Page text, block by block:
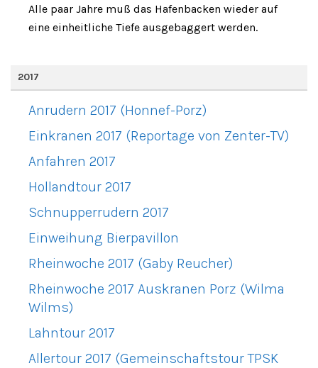
Alle paar Jahre muß das Hafenbacken wieder auf
eine einheitliche Tiefe ausgebaggert werden.
2017
Anrudern 2017 (Honnef-Porz)
Einkranen 2017 (Reportage von Zenter-TV)
Anfahren 2017
Hollandtour 2017
Schnupperrudern 2017
Einweihung Bierpavillon
Rheinwoche 2017 (Gaby Reucher)
Rheinwoche 2017 Auskranen Porz (Wilma
Wilms)
Lahntour 2017
Allertour 2017 (Gemeinschaftstour TPSK